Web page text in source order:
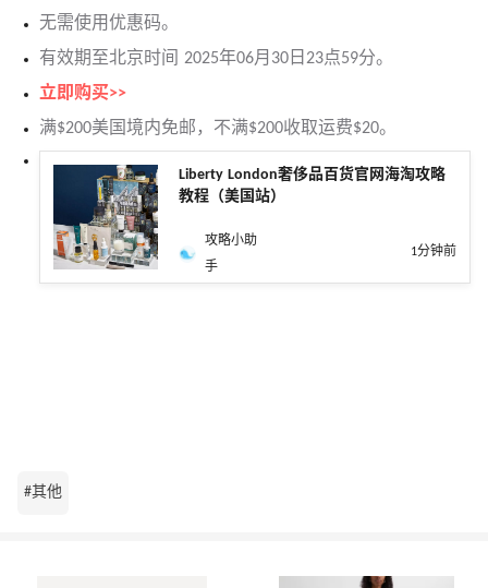
无需使用优惠码。
有效期至北京时间 2025年06月30日23点59分。
立即购买>>
满$200美国境内免邮，不满$200收取运费$20。
Liberty London奢侈品百货官网海淘攻略
教程（美国站）
攻略小助
手
1分钟前
#其他